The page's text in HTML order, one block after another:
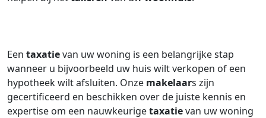
Een taxatievan uw woning is een belangrijke stap
wanneer u bijvoorbeeld uw huis wilt verkopen of een
hypotheek wilt afsluiten. Onze makelaars zijn
gecertificeerd en beschikken over de juiste kennis en
expertise om een nauwkeurigetaxatievan uw woning